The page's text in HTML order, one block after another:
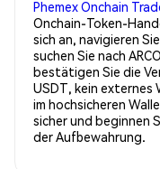
Phemex Onchain
Onchain-Token-
sich an, navigieren
suchen Sie nach
bestätigen Sie die
USDT, kein externes
im hochsicheren
sicher und beginnen
der Aufbewahrung.